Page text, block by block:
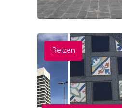
Reizen